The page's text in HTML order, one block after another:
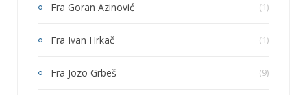
Fra Goran Azinović (1)
Fra Ivan Hrkač (1)
Fra Jozo Grbeš (9)